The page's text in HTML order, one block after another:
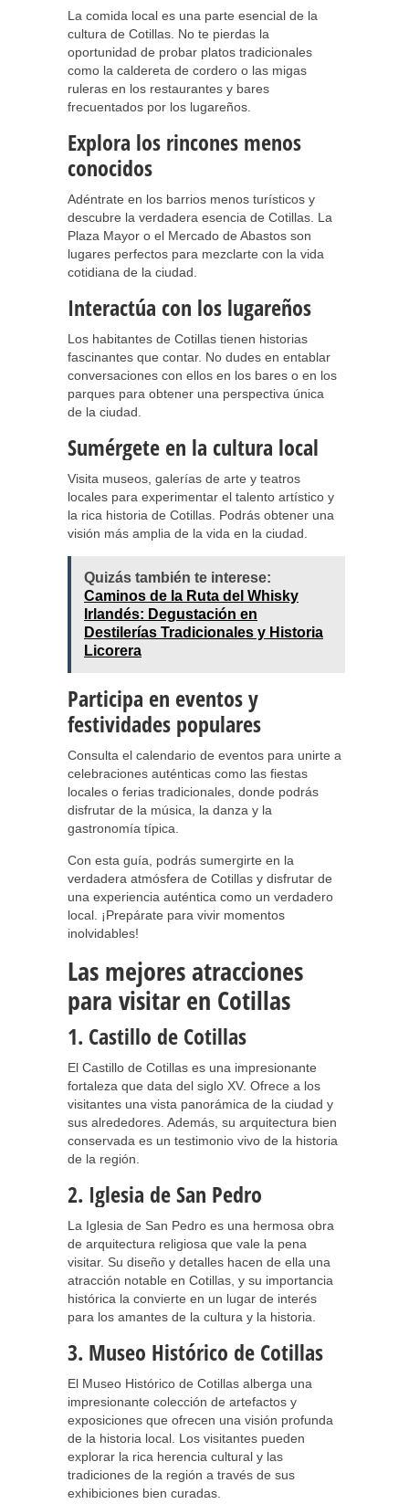
La comida local es una parte esencial de la
cultura de Cotillas. No te pierdas la
oportunidad de probar platos tradicionales
como la caldereta de cordero o las migas
ruleras en los restaurantes y bares
frecuentados por los lugareños.
Explora los rincones menos
conocidos
Adéntrate en los barrios menos turísticos y
descubre la verdadera esencia de Cotillas. La
Plaza Mayor o el Mercado de Abastos son
lugares perfectos para mezclarte con la vida
cotidiana de la ciudad.
Interactúa con los lugareños
Los habitantes de Cotillas tienen historias
fascinantes que contar. No dudes en entablar
conversaciones con ellos en los bares o en los
parques para obtener una perspectiva única
de la ciudad.
Sumérgete en la cultura local
Visita museos, galerías de arte y teatros
locales para experimentar el talento artístico y
la rica historia de Cotillas. Podrás obtener una
visión más amplia de la vida en la ciudad.
Quizás también te interese:
Caminos de la Ruta del Whisky
Irlandés: Degustación en
Destilerías Tradicionales y Historia
Licorera
Participa en eventos y
festividades populares
Consulta el calendario de eventos para unirte a
celebraciones auténticas como las fiestas
locales o ferias tradicionales, donde podrás
disfrutar de la música, la danza y la
gastronomía típica.
Con esta guía, podrás sumergirte en la
verdadera atmósfera de Cotillas y disfrutar de
una experiencia auténtica como un verdadero
local. ¡Prepárate para vivir momentos
inolvidables!
Las mejores atracciones
para visitar en Cotillas
1. Castillo de Cotillas
El Castillo de Cotillas es una impresionante
fortaleza que data del siglo XV. Ofrece a los
visitantes una vista panorámica de la ciudad y
sus alrededores. Además, su arquitectura bien
conservada es un testimonio vivo de la historia
de la región.
2. Iglesia de San Pedro
La Iglesia de San Pedro es una hermosa obra
de arquitectura religiosa que vale la pena
visitar. Su diseño y detalles hacen de ella una
atracción notable en Cotillas, y su importancia
histórica la convierte en un lugar de interés
para los amantes de la cultura y la historia.
3. Museo Histórico de Cotillas
El Museo Histórico de Cotillas alberga una
impresionante colección de artefactos y
exposiciones que ofrecen una visión profunda
de la historia local. Los visitantes pueden
explorar la rica herencia cultural y las
tradiciones de la región a través de sus
exhibiciones bien curadas.